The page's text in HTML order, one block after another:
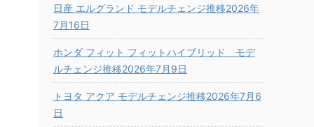
日産 エルグランド モデルチェンジ推移2026年
7月16日
ホンダ フィット フィットハイブリッド モデ
ルチェンジ推移2026年7月9日
トヨタ アクア モデルチェンジ推移2026年7月6
日